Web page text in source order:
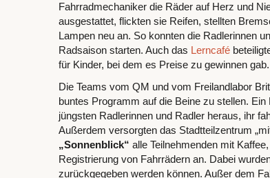
Fahrradmechaniker die Räder auf Herz und
ausgestattet, flickten sie Reifen, stellten
Lampen neu an. So konnten die Radlerinnen
Radsaison starten. Auch das Lerncafé
für Kinder, bei dem es Preise zu gewinnen gab.
Die Teams vom QM und vom Freilandlabor
buntes Programm auf die Beine zu stellen.
jüngsten Radlerinnen und Radler heraus, ihr
Außerdem versorgten das Stadtteilzentrum
„Sonnenblick“ alle Teilnehmenden mit
Registrierung von Fahrrädern an. Dabei
zurückgegeben werden können. Außer dem